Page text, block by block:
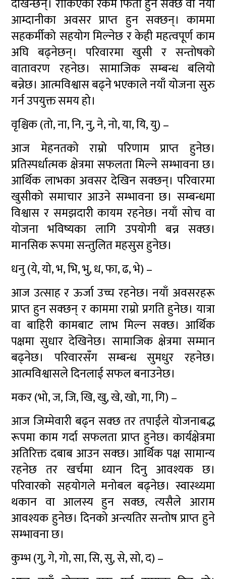
देखिन्छन्। रोकिएको रकम फिर्ता हुन सक्छ वा नयाँ
आम्दानीका अवसर प्राप्त हुन सक्छन्। काममा
सहकर्मीको सहयोग मिल्नेछ र केही महत्वपूर्ण काम
अघि बढ्नेछन्। परिवारमा खुसी र सन्तोषको
वातावरण रहनेछ। सामाजिक सम्बन्ध बलियो
बन्नेछ। आत्मविश्वास बढ्ने भएकाले नयाँ योजना सुरु
गर्न उपयुक्त समय हो।
वृश्चिक (तो, ना, नि, नु, ने, नो, या, यि, यु) –
आज मेहनतको राम्रो परिणाम प्राप्त हुनेछ।
प्रतिस्पर्धात्मक क्षेत्रमा सफलता मिल्ने सम्भावना छ।
आर्थिक लाभका अवसर देखिन सक्छन्। परिवारमा
खुसीको समाचार आउने सम्भावना छ। सम्बन्धमा
विश्वास र समझदारी कायम रहनेछ। नयाँ सोच वा
योजना भविष्यका लागि उपयोगी बन्न सक्छ।
मानसिक रूपमा सन्तुलित महसुस हुनेछ।
धनु (ये, यो, भ, भि, भु, ध, फा, ढ, भे) –
आज उत्साह र ऊर्जा उच्च रहनेछ। नयाँ अवसरहरू
प्राप्त हुन सक्छन् र काममा राम्रो प्रगति हुनेछ। यात्रा
वा बाहिरी कामबाट लाभ मिल्न सक्छ। आर्थिक
पक्षमा सुधार देखिनेछ। सामाजिक क्षेत्रमा सम्मान
बढ्नेछ। परिवारसँग सम्बन्ध सुमधुर रहनेछ।
आत्मविश्वासले दिनलाई सफल बनाउनेछ।
मकर (भो, ज, जि, खि, खु, खे, खो, गा, गि) –
आज जिम्मेवारी बढ्न सक्छ तर तपाईंले योजनाबद्ध
रूपमा काम गर्दा सफलता प्राप्त हुनेछ। कार्यक्षेत्रमा
अतिरिक्त दबाब आउन सक्छ। आर्थिक पक्ष सामान्य
रहनेछ तर खर्चमा ध्यान दिनु आवश्यक छ।
परिवारको सहयोगले मनोबल बढ्नेछ। स्वास्थ्यमा
थकान वा आलस्य हुन सक्छ, त्यसैले आराम
आवश्यक हुनेछ। दिनको अन्त्यतिर सन्तोष प्राप्त हुने
सम्भावना छ।
कुम्भ (गु, गे, गो, सा, सि, सु, से, सो, द) –